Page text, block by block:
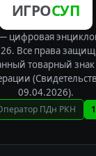
ИГРОСУП
цифровая
Все права
товарный
09.04.2026).
ПДн РКН